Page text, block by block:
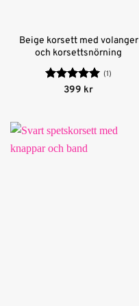
Beige korsett med volanger
och korsettsnörning
Betygsatt5
(1)
399 kr